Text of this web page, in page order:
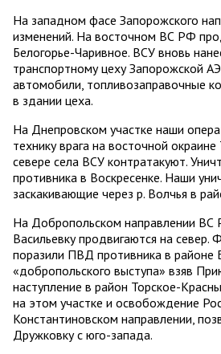
На западном фасе Запорожского
изменений. На восточном ВС РФ
Белогорье-Чаривное. ВСУ вновь
транспортному цеху Запорожской
автомобили, топливозаправочные
в здании цеха.
На Днепровском участке наши
технику врага на восточной
севере села ВСУ контратакуют.
противника в Воскресенке. Наши
заскакивающие через р. Волчья в
На Добропольском направлении ВС
Васильевку продвигаются на
поразили ПВД противника в районе
«добропольского выступа» взяв
наступление в район Торское-
на этом участке и освобождение
Константиновском направлении,
Дружковку с юго-запада.